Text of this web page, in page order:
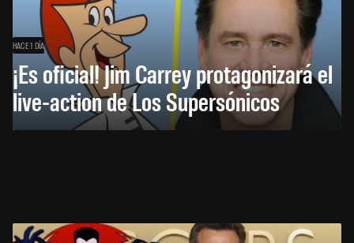
HACE 1 DÍA
¡Es oficial! Jim Carrey protagonizará el
live-action de Los Supersónicos